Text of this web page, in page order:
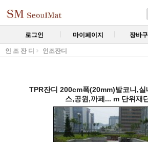
로그인 마이페이지 장바
인 조 잔 디 인조잔디
TPR잔디 200cm폭(20mm)발코니,실
스,공원,까페... m 단위재